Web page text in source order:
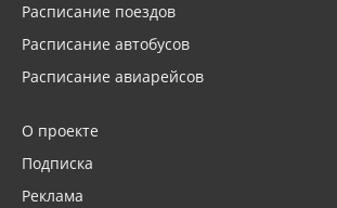
Расписание поездов
Расписание автобусов
Расписание авиарейсов
О проекте
Подписка
Реклама